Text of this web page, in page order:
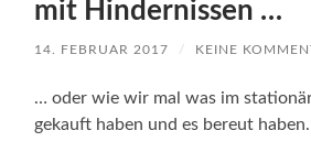
mit Hindernissen …
14. FEBRUAR 2017 / KEINE
… oder wie wir mal was im
gekauft haben und es bereut haben.